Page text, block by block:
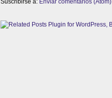
Suscribirse a: Enviar comentarios (Atom)